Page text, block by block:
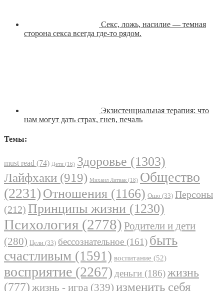
Секс, ложь, насилие — темная
сторона секса всегда где-то рядом.
Экзистенциальная терапия: что
нам могут дать страх, гнев, печаль
Темы:
must read (74) Дети (16) Здоровье (1303)
Лайфхаки (919) Михаил Литвак (18) Общество
(2231) Отношения (1166) Ошо (33) Персоны
(212) Принципы жизни (1230)
Психология (2778) Родители и дети
(280) Цели (33) бессознательное (161) быть
счастливым (1591) воспитание (52)
восприятие (2267) деньги (186)жизнь
(777) жизнь - игра (339) изменить себя